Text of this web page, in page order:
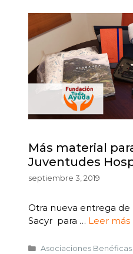
Más material
Juventudes
septiembre 3, 2019
Otra nueva entrega
Sacyr para … Leer más
Asociaciones Benéficas